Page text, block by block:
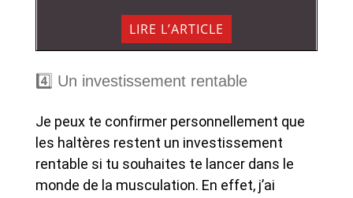
LIRE L’ARTICLE
4️⃣ Un investissement rentable
Je peux te confirmer personnellement que
les haltères restent un investissement
rentable si tu souhaites te lancer dans le
monde de la musculation. En effet, j’ai